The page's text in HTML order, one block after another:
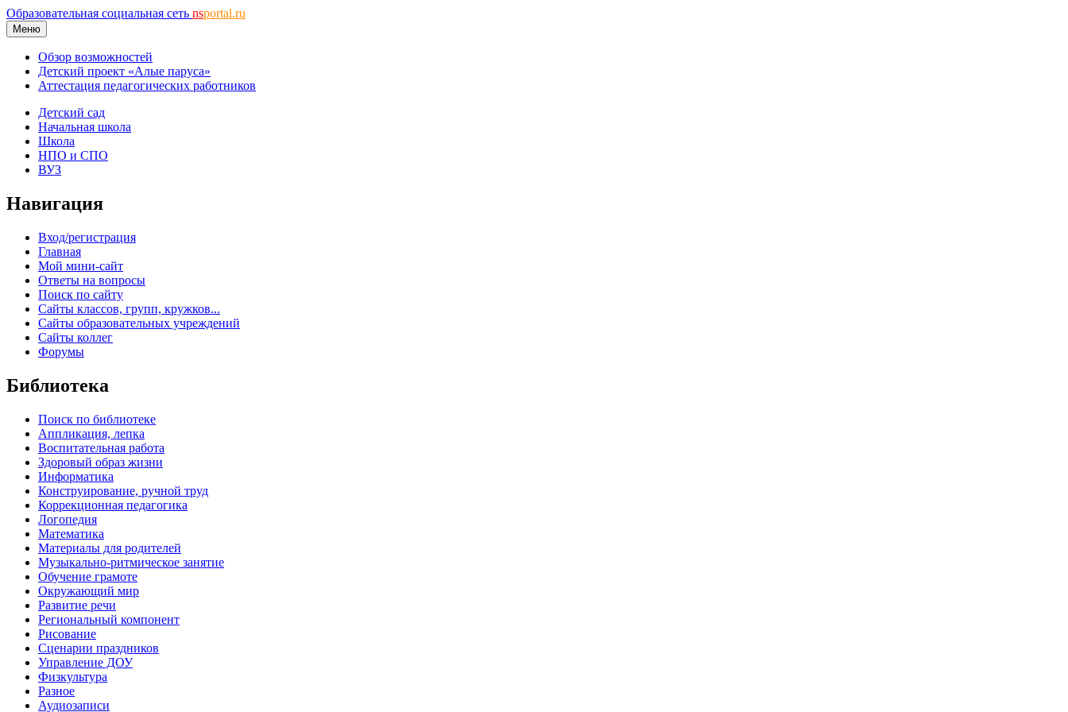
Образовательная социальная сеть nsportal.ru
Меню
Обзор возможностей
Детский проект «Алые паруса»
Аттестация педагогических работников
Детский сад
Начальная школа
Школа
НПО и СПО
ВУЗ
Навигация
Вход/регистрация
Главная
Мой мини-сайт
Ответы на вопросы
Поиск по сайту
Сайты классов, групп, кружков...
Сайты образовательных учреждений
Сайты коллег
Форумы
Библиотека
Поиск по библиотеке
Аппликация, лепка
Воспитательная работа
Здоровый образ жизни
Информатика
Конструирование, ручной труд
Коррекционная педагогика
Логопедия
Математика
Материалы для родителей
Музыкально-ритмическое занятие
Обучение грамоте
Окружающий мир
Развитие речи
Региональный компонент
Рисование
Сценарии праздников
Управление ДОУ
Физкультура
Разное
Аудиозаписи